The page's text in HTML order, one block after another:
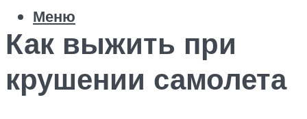
Меню
Как выжить при
крушении самолета